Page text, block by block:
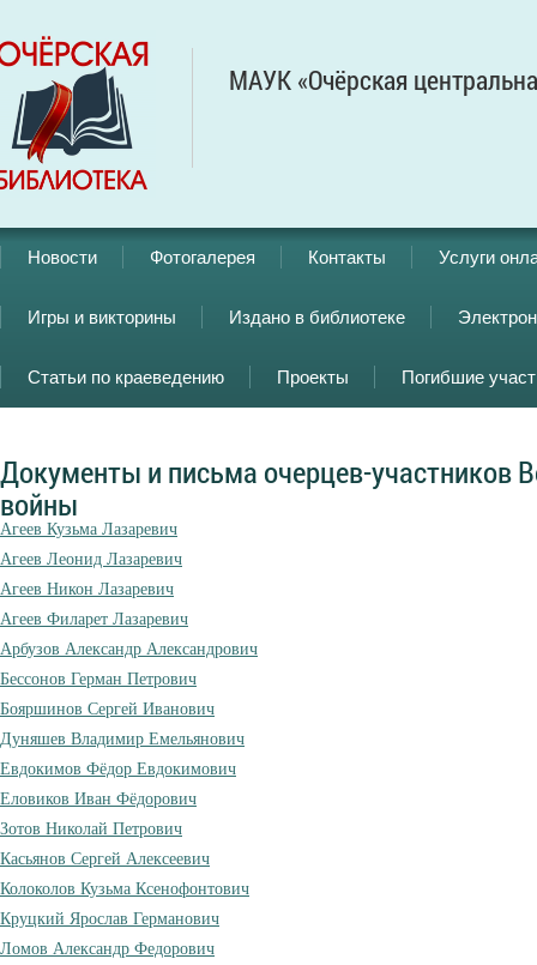
МАУК «Очёрская
Новости Фотогалерея Контакты Услуги
Игры и викторины Издано в библиотеке
Статьи по краеведению Проекты Погибшие
Документы и письма очерцев-участников
войны
Агеев Кузьма Лазаревич
Агеев Леонид Лазаревич
Агеев Никон Лазаревич
Агеев Филарет Лазаревич
Арбузов Александр Александрович
Бессонов Герман Петрович
Бояршинов Сергей Иванович
Дуняшев Владимир Емельянович
Евдокимов Фёдор Евдокимович
Еловиков Иван Фёдорович
Зотов Николай Петрович
Касьянов Сергей Алексеевич
Колоколов Кузьма Ксенофонтович
Круцкий Ярослав Германович
Ломов Александр Федорович